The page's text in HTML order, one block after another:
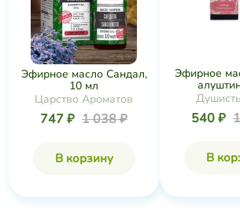
Эфирное масло Сандал,
10 мл
Царство Ароматов
747 ₽ 1 038 ₽
В корзину
Эфирное
540 ₽
В